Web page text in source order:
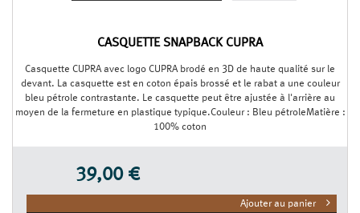
CASQUETTE SNAPBACK CUPRA
Casquette CUPRA avec logo CUPRA brodé en 3D de haute qualité sur le
devant. La casquette est en coton épais brossé et le rabat a une couleur
bleu pétrole contrastante. Le casquette peut être ajustée à l'arrière au
moyen de la fermeture en plastique typique.Couleur : Bleu pétroleMatière :
100% coton
39,00 €
Ajouter au panier